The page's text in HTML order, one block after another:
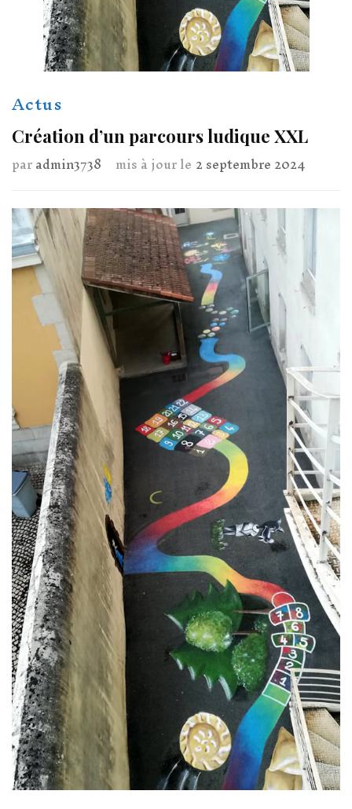
Actus
Création d’un parcours ludique XXL
paradmin3738 mis à jour le2 septembre 2024